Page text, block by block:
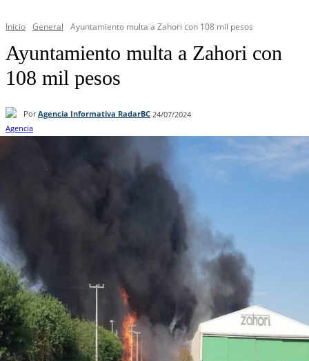
Inicio General Ayuntamiento multa a Zahori con 108 mil pesos
Ayuntamiento multa a Zahori con
108 mil pesos
Por Agencia Informativa RadarBC 24/07/2024